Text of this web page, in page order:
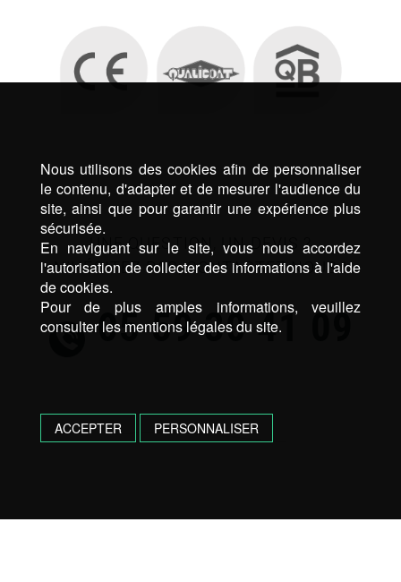
UNE QUESTION, UN DEVIS ?
N’HÉSITEZ PAS, CONTACTEZ NOUS !
05 59 30 41 09
Nous utilisons des cookies afin de personnaliser
le contenu, d'adapter et de mesurer l'audience du
site, ainsi que pour garantir une expérience plus
sécurisée.
En naviguant sur le site, vous nous accordez
l'autorisation de collecter des informations à l'aide
de cookies.
Pour de plus amples informations, veuillez
consulter les mentions légales du site.
ACCEPTER PERSONNALISER